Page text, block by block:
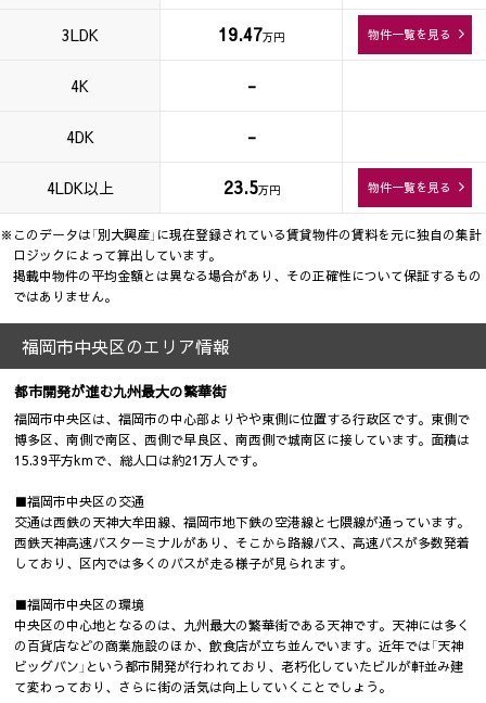
3LDK 19.47万円 物件一覧を見る
4K -
4DK -
4LDK以上 23.5万円 物件一覧を見る
※このデータは「別大興産」に現在登録されている賃貸物件の賃料を元に独自の集計
ロジックによって算出しています。
掲載中物件の平均金額とは異なる場合があり、その正確性について保証するもの
ではありません。
福岡市中央区のエリア情報
都市開発が進む九州最大の繁華街
福岡市中央区は、福岡市の中心部よりやや東側に位置する行政区です。東側で
博多区、南側で南区、西側で早良区、南西側で城南区に接しています。面積は
15.39平方kmで、総人口は約21万人です。
■福岡市中央区の交通
交通は西鉄の天神大牟田線、福岡市地下鉄の空港線と七隈線が通っています。
西鉄天神高速バスターミナルがあり、そこから路線バス、高速バスが多数発着
しており、区内では多くのバスが走る様子が見られます。
■福岡市中央区の環境
中央区の中心地となるのは、九州最大の繁華街である天神です。天神には多く
の百貨店などの商業施設のほか、飲食店が立ち並んでいます。近年では「天神
ビッグバン」という都市開発が行われており、老朽化していたビルが軒並み建
て変わっており、さらに街の活気は向上していくことでしょう。